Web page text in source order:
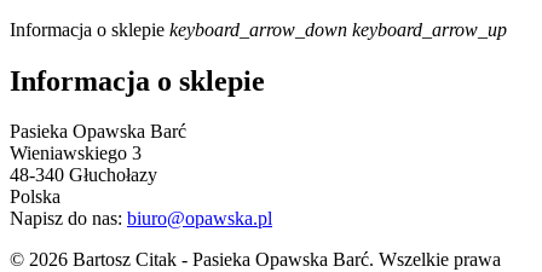
Informacja o sklepie keyboard_arrow_down keyboard_arrow_up
Informacja o sklepie
Pasieka Opawska Barć
Wieniawskiego 3
48-340 Głuchołazy
Polska
Napisz do nas: biuro@opawska.pl
© 2026 Bartosz Citak - Pasieka Opawska Barć. Wszelkie prawa